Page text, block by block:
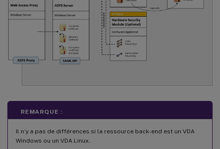
REMARQUE :
Il n’y a pas de différences si la ressource back-end est un VDA
Windows ou un VDA Linux.